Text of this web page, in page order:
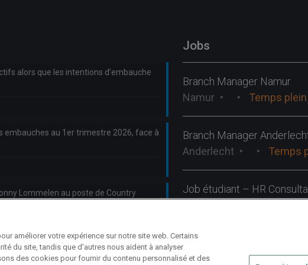
alors que les intentions d’embauche
embauches au 1er trimestre 2026, face à
Lommelen au poste de Country
Jobs
Branch Manager Namur
Namur
Temps plein
Branch Manager
Anderlecht
Temps
Job étudiant – HR
améliorer votre expérience sur notre site web. Certains
du site, tandis que d'autres nous aident à analyser
des cookies pour fournir du contenu personnalisé et des